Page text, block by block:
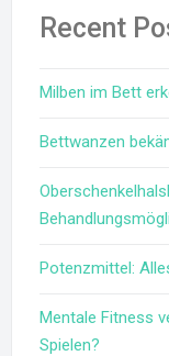
Recent
Milben im Bett
Bettwanzen
Potenzmittel:
Mentale Fitness
Spielen?